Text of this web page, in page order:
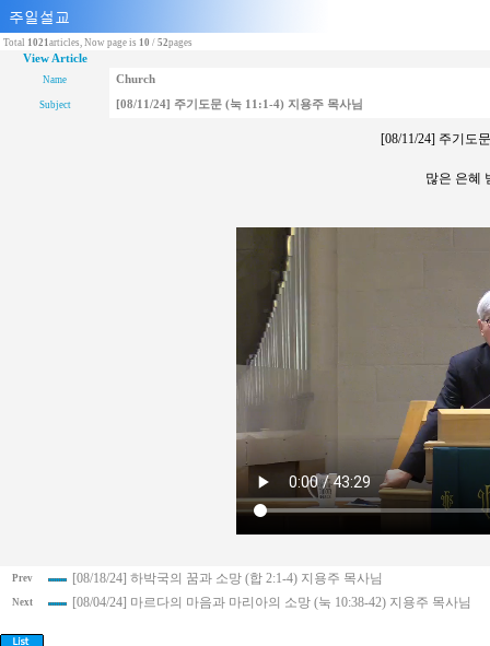
Total 1021articles, Now page is 10 / 52pages
View Article
Name Church
Subject [08/11/24] 주기도문 (눅 11:1-4) 지용주 목사님
[08/11/24] 주기도
많은 은혜
Prev [08/18/24] 하박국의 꿈과 소망 (합 2:1-4) 지용주 목사님
Next [08/04/24] 마르다의 마음과 마리아의 소망 (눅 10:38-42) 지용주 목사님